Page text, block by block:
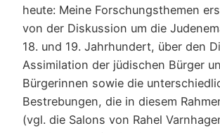
heute: Meine Forschungsthemen
von der Diskussion um die
18. und 19. Jahrhundert, über den
Assimilation der jüdischen Bürger
Bürgerinnen sowie die
Bestrebungen, die in diesem
(vgl. die Salons von Rahel